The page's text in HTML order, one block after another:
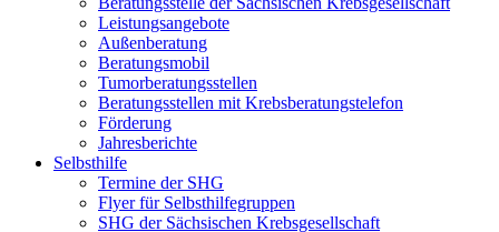
Leistungsangebote
Außenberatung
Beratungsmobil
Tumorberatungsstellen
Beratungsstellen mit Krebsberatungstelefon
Förderung
Jahresberichte
Selbsthilfe
Termine der SHG
Flyer für Selbsthilfegruppen
SHG der Sächsischen Krebsgesellschaft